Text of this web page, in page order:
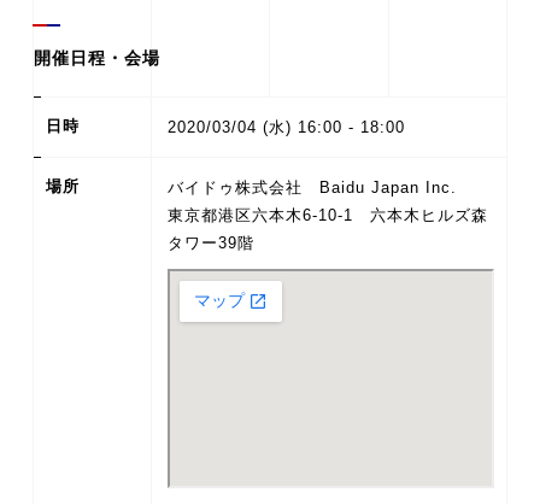
開催日程・会場
日時 2020/03/04 (水) 16:00 - 18:00
場所
バイドゥ株式会社 Baidu Japan Inc.
東京都港区六本木6-10-1 六本木ヒルズ森
タワー39階